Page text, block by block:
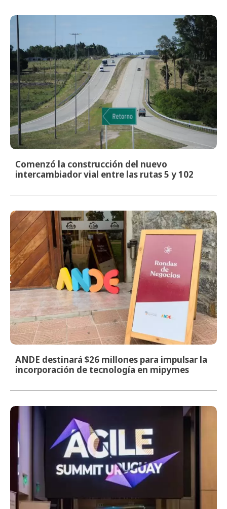
Comenzó la construcción del nuevo
intercambiador vial entre las rutas 5 y 102
ANDE destinará $26 millones para impulsar la
incorporación de tecnología en mipymes